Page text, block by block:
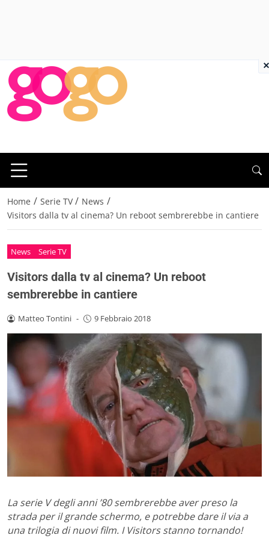
Home / Serie TV / News /
Visitors dalla tv al cinema? Un reboot sembrerebbe in cantiere
News Serie TV
Visitors dalla tv al cinema? Un reboot
sembrerebbe in cantiere
Matteo Tontini - 9 Febbraio 2018
La serie V degli anni ’80 sembrerebbe aver preso la
strada per il grande schermo, e potrebbe dare il via a
una trilogia di nuovi film. I Visitors stanno tornando!
×